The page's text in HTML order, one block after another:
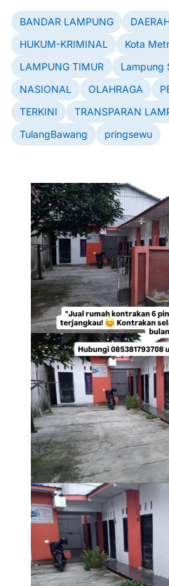
BANDAR LAMPUNG
HUKUM-KRIMINAL
Kota
LAMPUNG TIMUR
Lampung
NASIONAL
OLAHRAGA
TERKINI
TRANSPARAN
TulangBawang
pringsewu